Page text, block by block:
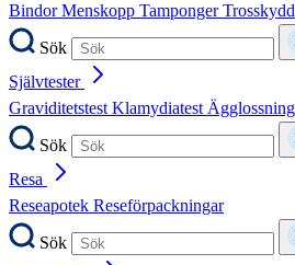
BindorMenskopp TampongerTrosskydd
Sök
Självtester
GraviditetstestKlamydiatest
Sök
Resa
Reseapotek Reseförpackningar
Sök